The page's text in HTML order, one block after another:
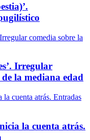
Irregular
la mediana edad
la cuenta atrás.